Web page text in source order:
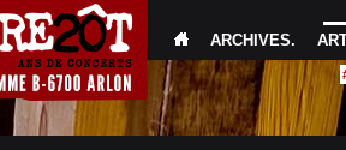
ARCHIVES.